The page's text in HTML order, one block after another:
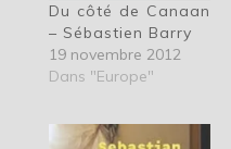
Du côté de Canaan
– Sébastien Barry
19 novembre 2012
Dans "Europe"